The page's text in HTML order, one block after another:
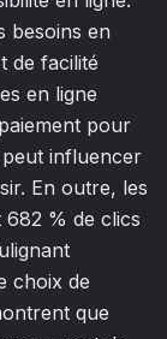
besoins en
de facilité
en ligne
pour
influencer
En outre, les
% de clics
choix de
que